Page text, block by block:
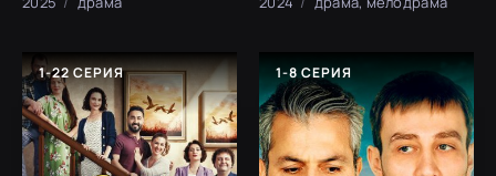
1-22 СЕРИЯ 1-8 СЕРИЯ